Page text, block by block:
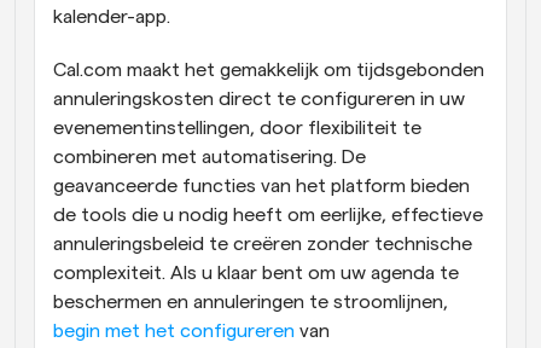
kalender-app.
Cal.com maakt het gemakkelijk om tijdsgebonden
annuleringskosten direct te configureren in uw
evenementinstellingen, door flexibiliteit te
combineren met automatisering. De
geavanceerde functies van het platform bieden
de tools die u nodig heeft om eerlijke, effectieve
annuleringsbeleid te creëren zonder technische
complexiteit. Als u klaar bent om uw agenda te
begin met het configureren van